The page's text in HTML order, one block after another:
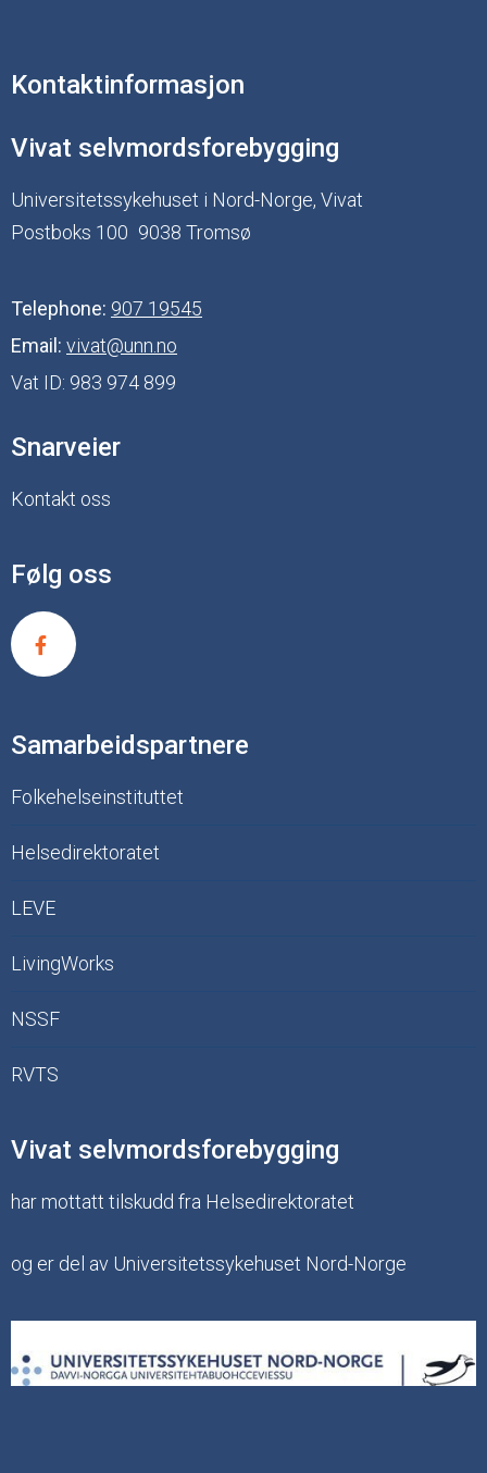
Kontaktinformasjon
Vivat selvmordsforebygging
Universitetssykehuset i Nord-Norge, Vivat
Postboks 100 9038 Tromsø
Telephone: 907 19545
Email: vivat@unn.no
Vat ID: 983 974 899
Snarveier
Kontakt oss
Følg oss
Samarbeidspartnere
Folkehelseinstituttet
Helsedirektoratet
LEVE
LivingWorks
NSSF
RVTS
Vivat selvmordsforebygging
har mottatt tilskudd fra Helsedirektoratet
og er del av Universitetssykehuset Nord-Norge